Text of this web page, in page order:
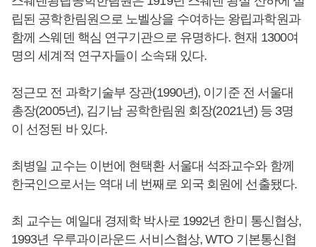
립된 공학한림원으로 노벨상을 수여하는 왕립과학원과
함께 스웨덴 핵심 연구기관으로 유명하다. 현재 1300여
명의 세계적 연구자들이 소속돼 있다.
정근모 전 과학기술부 장관(1990년), 이기준 전 서울대
총장(2005년), 김기남 공학한림원 회장(2021년) 등 3명
이 선정된 바 있다.
최병일 교수는 이번에 현택환 서울대 석좌교수와 함께
한국인으로서는 역대 네 번째로 외국 회원에 선출됐다.
최 교수는 예일대 경제학 박사로 1992년 한미 통신협상,
1993년 우루과이라운드 서비스협상, WTO 기본통신협